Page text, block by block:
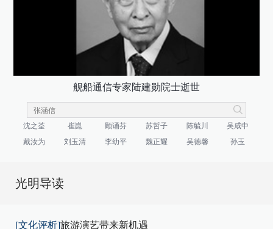
舰船通信专家陆建勋院士逝世
沈之荃 崔崑 顾诵芬 苏哲子 陈毓川
吴咸中
戴汝为
刘玉清 李幼平 魏正耀 吴德馨 孙玉
光明导读
[文化评析]旅游演艺带来新机遇